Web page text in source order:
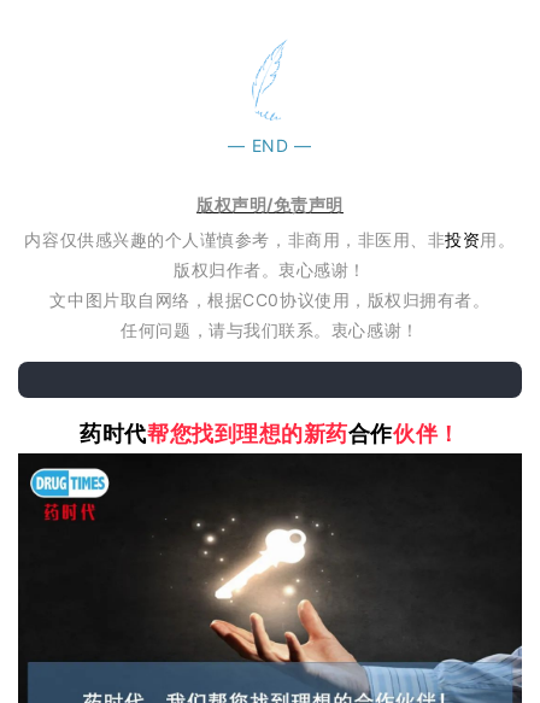
— END —
版权声明/免责声明
内容仅供感兴趣的个人谨慎参考，非商用，非医用、非投资用。
版权归作者。衷心感谢！
文中图片取自网络，根据CC0协议使用，版权归拥有者。
任何问题，请与我们联系。衷心感谢！
药时代帮您找到理想的新药合作伙伴！